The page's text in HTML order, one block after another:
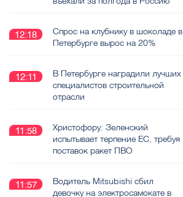
12:18
Спрос на клубнику в шоколаде в
Петербурге вырос на 20%
12:11
В Петербурге наградили лучших
специалистов строительной
отрасли
11:58
Христофору: Зеленский
испытывает терпение ЕС, требуя
поставок ракет ПВО
11:57
Водитель Mitsubishi сбил
девочку на электросамокате в